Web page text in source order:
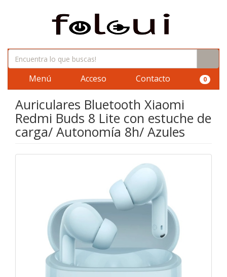
Menú Acceso Contacto 0
Auriculares Bluetooth Xiaomi
Redmi Buds 8 Lite con estuche de
carga/ Autonomía 8h/ Azules